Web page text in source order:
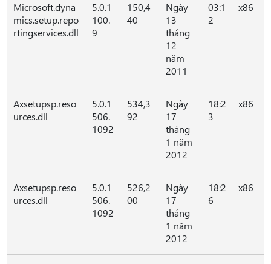
Microsoft.dyna
mics.setup.repo
rtingservices.dll
5.0.1
100.
9
150,4
40
Ngày
13
tháng
12
năm
2011
03:1
2
x86
Axsetupsp.reso
urces.dll
5.0.1
506.
1092
534,3
92
Ngày
17
tháng
1 năm
2012
18:2
3
x86
Axsetupsp.reso
urces.dll
5.0.1
506.
1092
526,2
00
Ngày
17
tháng
1 năm
2012
18:2
6
x86